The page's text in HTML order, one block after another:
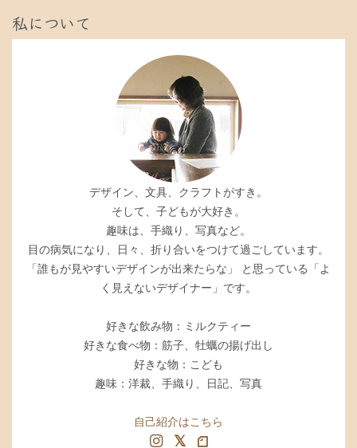
私について
デザイン、文具、クラフトがすき。
そして、子どもが大好き。
趣味は、手織り、写真など。
目の病気になり、日々、折り合いをつけて過ごしています。
「誰もが見やすいデザインが出来たらな」 と思っている「よ
く見えないデザイナー」です。
好きな飲み物：ミルクティー
好きな食べ物：筋子、牡蠣の揚げ出し
好きな物：こども
趣味：洋裁、手織り、日記、写真
自己紹介はこちら